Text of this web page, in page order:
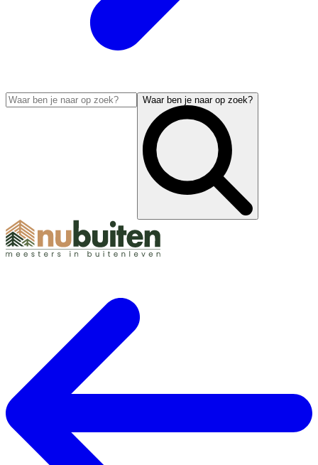
Waar ben je naar op zoek?